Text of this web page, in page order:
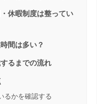
休暇制度は整ってい
間は多い？
るまでの流れ
るかを確認する